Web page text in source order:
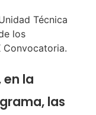
en la
las